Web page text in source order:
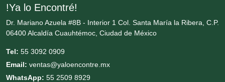
Equipos contra Incendios
Equipos de Oficina
!Ya lo Encontré!
Dr. Mariano Azuela #8B - Interior 1 Col. Santa María la Ribera, C.P.
06400 Alcaldía Cuauhtémoc, Ciudad de México
Tel: 55 3092 0909
Email: ventas@yaloencontre.mx
WhatsApp: 55 2509 8929